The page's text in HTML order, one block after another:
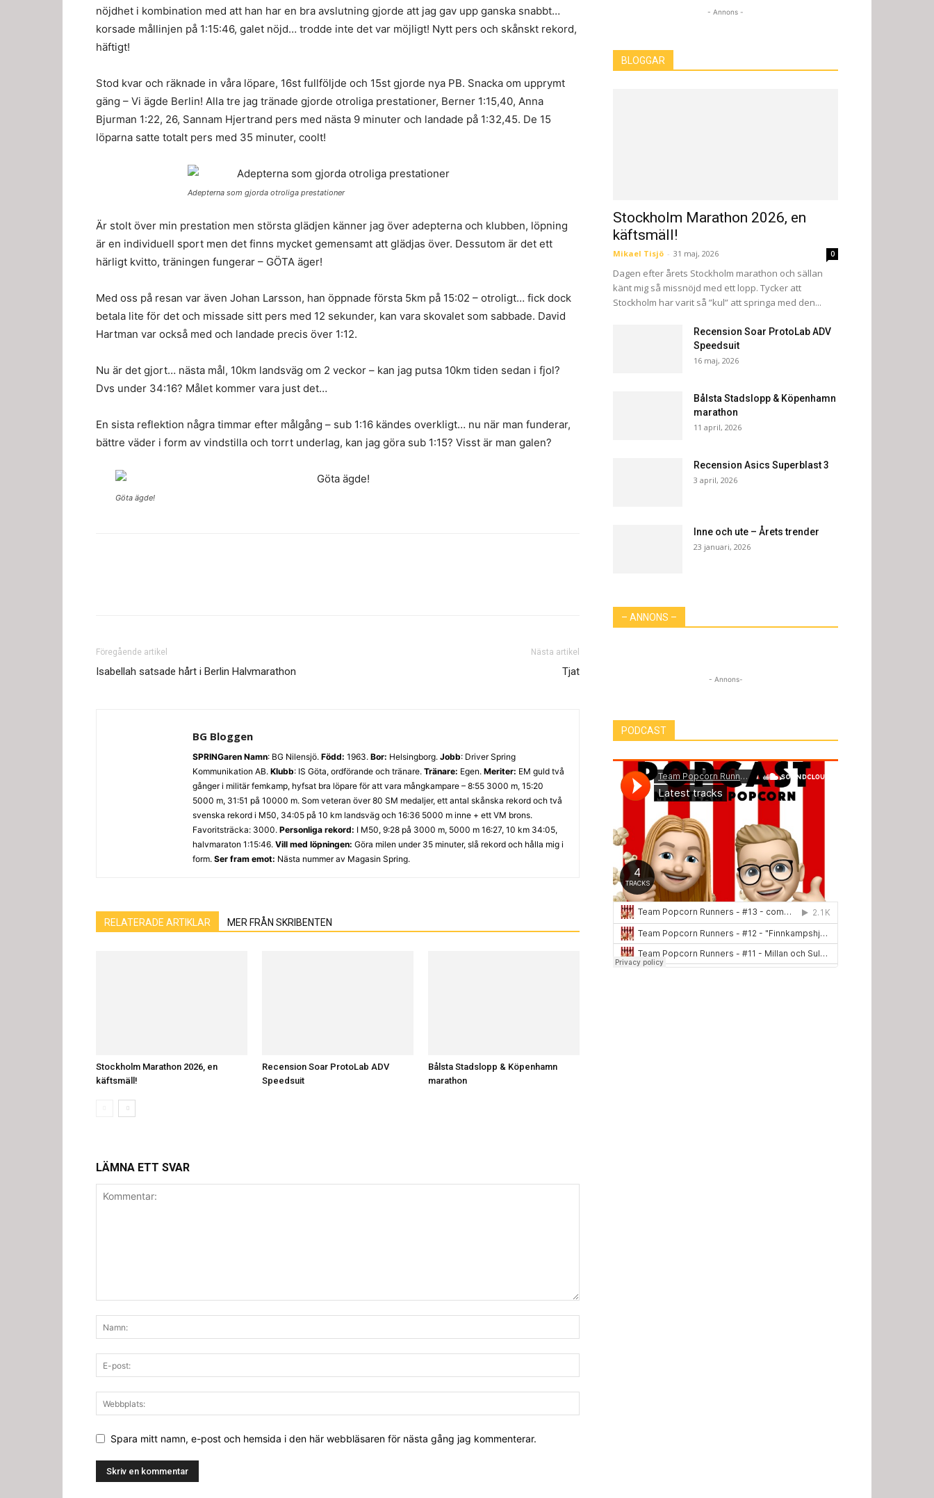
nöjdhet i kombination med att han har en bra avslutning gjorde att jag gav upp ganska snabbt…
korsade mållinjen på 1:15:46, galet nöjd… trodde inte det var möjligt! Nytt pers och skånskt rekord,
häftigt!
Stod kvar och räknade in våra löpare, 16st fullföljde och 15st gjorde nya PB. Snacka om upprymt
gäng – Vi ägde Berlin! Alla tre jag tränade gjorde otroliga prestationer, Berner 1:15,40, Anna
Bjurman 1:22, 26, Sannam Hjertrand pers med nästa 9 minuter och landade på 1:32,45. De 15
löparna satte totalt pers med 35 minuter, coolt!
Adepterna som gjorda otroliga prestationer
Är stolt över min prestation men största glädjen känner jag över adepterna och klubben, löpning
är en individuell sport men det finns mycket gemensamt att glädjas över. Dessutom är det ett
härligt kvitto, träningen fungerar – GÖTA äger!
Med oss på resan var även Johan Larsson, han öppnade första 5km på 15:02 – otroligt… fick dock
betala lite för det och missade sitt pers med 12 sekunder, kan vara skovalet som sabbade. David
Hartman var också med och landade precis över 1:12.
Nu är det gjort… nästa mål, 10km landsväg om 2 veckor – kan jag putsa 10km tiden sedan i fjol?
Dvs under 34:16? Målet kommer vara just det…
En sista reflektion några timmar efter målgång – sub 1:16 kändes overkligt… nu när man funderar,
bättre väder i form av vindstilla och torrt underlag, kan jag göra sub 1:15? Visst är man galen?
Göta ägde!
Föregående artikel
Isabellah satsade hårt i Berlin Halvmarathon
Nästa artikel
Tjat
BG Bloggen
SPRINGaren Namn: BG Nilensjö. Född: 1963. Bor: Helsingborg. Jobb: Driver Spring
Kommunikation AB. Klubb: IS Göta, ordförande och tränare. Tränare: Egen. Meriter: EM guld två
gånger i militär femkamp, hyfsat bra löpare för att vara mångkampare – 8:55 3000 m, 15:20
5000 m, 31:51 på 10000 m. Som veteran över 80 SM medaljer, ett antal skånska rekord och två
svenska rekord i M50, 34:05 på 10 km landsväg och 16:36 5000 m inne + ett VM brons.
Favoritsträcka: 3000. Personliga rekord: I M50, 9:28 på 3000 m, 5000 m 16:27, 10 km 34:05,
halvmaraton 1:15:46. Vill med löpningen: Göra milen under 35 minuter, slå rekord och hålla mig i
form. Ser fram emot: Nästa nummer av Magasin Spring.
RELATERADE ARTIKLAR MER FRÅN SKRIBENTEN
Stockholm Marathon 2026, en
käftsmäll!
Recension Soar ProtoLab ADV
Speedsuit
Bålsta Stadslopp & Köpenhamn
marathon
LÄMNA ETT SVAR
Spara mitt namn, e-post och hemsida i den här webbläsaren för nästa gång jag kommenterar.
- Annons -
BLOGGAR
Stockholm Marathon 2026, en
käftsmäll!
Mikael Tisjö - 31 maj, 2026 0
Dagen efter årets Stockholm marathon och sällan
känt mig så missnöjd med ett lopp. Tycker att
Stockholm har varit så ”kul” att springa med den...
Recension Soar ProtoLab ADV
Speedsuit
16 maj, 2026
Bålsta Stadslopp & Köpenhamn
marathon
11 april, 2026
Recension Asics Superblast 3
3 april, 2026
Inne och ute – Årets trender
23 januari, 2026
– ANNONS –
- Annons-
PODCAST